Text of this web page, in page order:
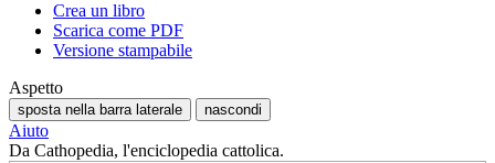
Crea un libro
Scarica come PDF
Versione stampabile
Aspetto
sposta nella barra laterale nascondi
Aiuto
Da Cathopedia, l'enciclopedia cattolica.